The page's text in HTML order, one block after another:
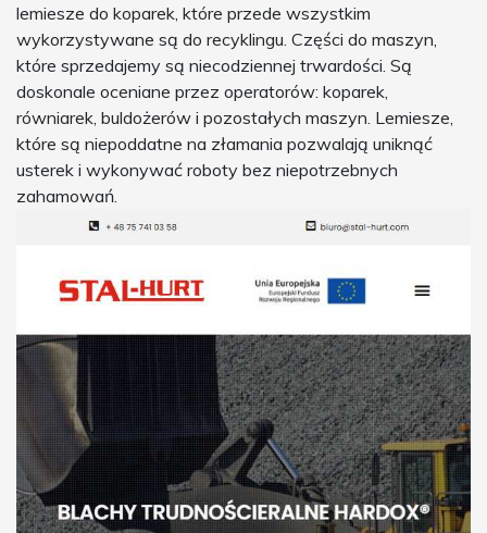
lemiesze do koparek, które przede wszystkim
wykorzystywane są do recyklingu. Części do maszyn,
które sprzedajemy są niecodziennej trwardości. Są
doskonale oceniane przez operatorów: koparek,
równiarek, buldożerów i pozostałych maszyn. Lemiesze,
które są niepoddatne na złamania pozwalają uniknąć
usterek i wykonywać roboty bez niepotrzebnych
zahamowań.